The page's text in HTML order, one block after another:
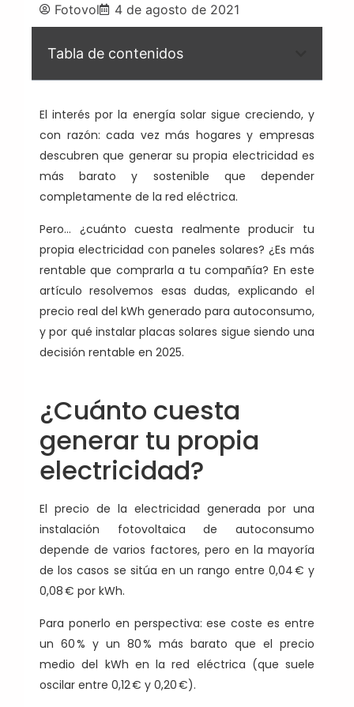
Fotovol
4 de agosto de 2021
Tabla de contenidos
El interés por la energía solar sigue creciendo, y
con razón: cada vez más hogares y empresas
descubren que generar su propia electricidad es
más barato y sostenible que depender
completamente de la red eléctrica.
Pero… ¿cuánto cuesta realmente producir tu
propia electricidad con paneles solares? ¿Es más
rentable que comprarla a tu compañía? En este
artículo resolvemos esas dudas, explicando el
precio real del kWh generado para autoconsumo,
y por qué instalar placas solares sigue siendo una
decisión rentable en 2025.
¿Cuánto cuesta
generar tu propia
electricidad?
El precio de la electricidad generada por una
instalación fotovoltaica de autoconsumo
depende de varios factores, pero en la mayoría
de los casos se sitúa en un rango entre 0,04 € y
0,08 € por kWh.
Para ponerlo en perspectiva: ese coste es entre
un 60 % y un 80 % más barato que el precio
medio del kWh en la red eléctrica (que suele
oscilar entre 0,12 € y 0,20 €).